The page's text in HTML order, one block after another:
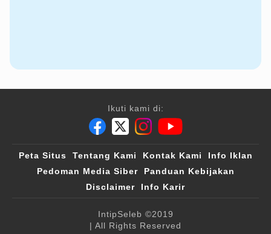
Ikuti kami di:
Peta Situs Tentang Kami Kontak Kami
Info Iklan
Pedoman Media Siber
Panduan Kebijakan
Disclaimer
Info Karir
IntipSeleb ©2019
| All Rights Reserved